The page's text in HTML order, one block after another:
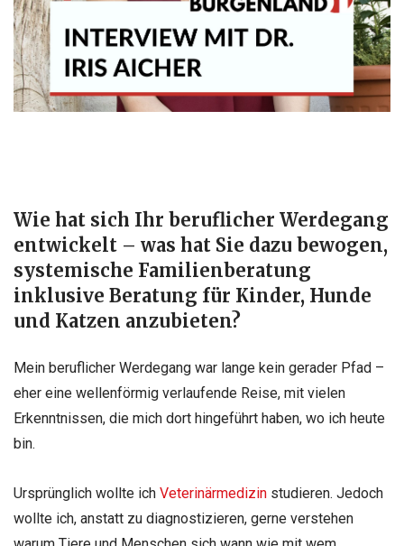
Wie hat sich Ihr beruflicher Werdegang
entwickelt – was hat Sie dazu bewogen,
systemische Familienberatung
inklusive Beratung für Kinder, Hunde
und Katzen anzubieten?
Mein beruflicher Werdegang war lange kein gerader Pfad –
eher eine wellenförmig verlaufende Reise, mit vielen
Erkenntnissen, die mich dort hingeführt haben, wo ich heute
bin.
Ursprünglich wollte ich Veterinärmedizin studieren. Jedoch
wollte ich, anstatt zu diagnostizieren, gerne verstehen